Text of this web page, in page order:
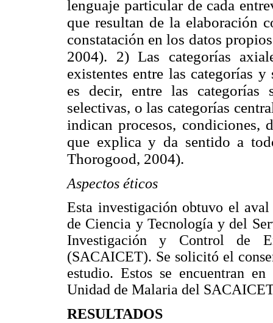
lenguaje particular de cada
que resultan de la elaboración
constatación en los datos
2004). 2) Las categorías
existentes entre las categorías
es decir, entre las categorías
selectivas, o las categorías
indican procesos, condiciones,
que explica y da sentido a
Thorogood, 2004).
Aspectos éticos
Esta investigación obtuvo el
de Ciencia y Tecnología y del
Investigación y Control de
(SACAICET). Se solicitó el
estudio. Estos se encuentran
Unidad de Malaria del
RESULTADOS